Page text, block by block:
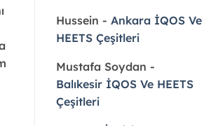
Hussein - Ankara İQOS Ve
HEETS Çeşitleri
Mustafa Soydan -
Balıkesir İQOS Ve HEETS
Çeşitleri